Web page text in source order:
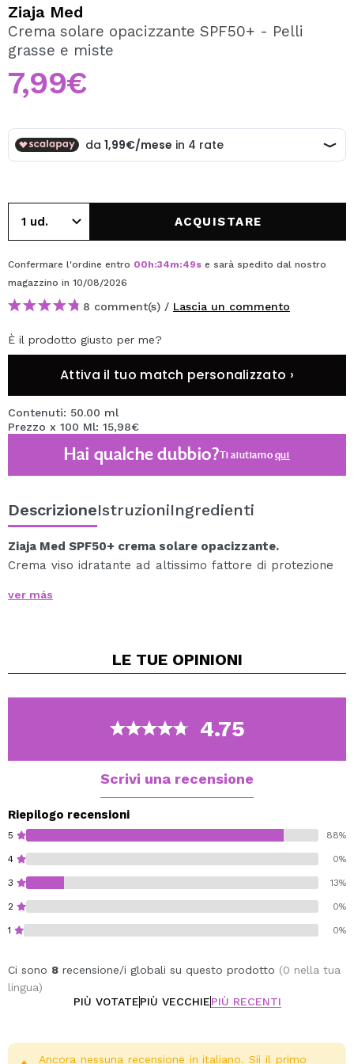
Creando un account su Maquibeauty.it potrai fare i tuoi
acquisti velocemente, controllare lo stato dei tuoi ordini e
Ziaja Med
Crema solare opacizzante SPF50+ - Pelli
grasse e miste
7,99€
ACQUISTARE
Confermare l'ordine entro 00h:34m:49s e sarà spedito dal nostro
magazzino in 10/08/2026
8 comment(s) / Lascia un commento
È il prodotto giusto per me?
Attiva il tuo match personalizzato ›
Contenuti: 50.00 ml
Prezzo x 100 Ml: 15,98€
Hai qualche dubbio?Ti aiutiamoqui
DescrizioneIstruzioniIngredienti
Ziaja Med SPF50+ crema solare opacizzante.
Crema viso idratante ad altissimo fattore di protezione
discromie.
Previene scottature e discromie cutanee, inoltre
nei. Neutralizza i radicali liberi responsabili del
fotoinvecchiamento.
Assorbe efficacemente l'eccesso di sebo, rivelando una
Ingredienti principali: filtri fotostabili UVA/UVB, fattore
vegano.
ver más
LE TUE OPINIONI
4.75
Scrivi una recensione
Riepilogo recensioni
5 88%
4 0%
3 13%
2 0%
1 0%
Ci sono 8 recensione/i globali su questo prodotto (0 nella tua
lingua)
PIÙ VOTATEPIÙ VECCHIEPIÙ RECENTI
Ancora nessuna recensione in italiano. Sii il primo